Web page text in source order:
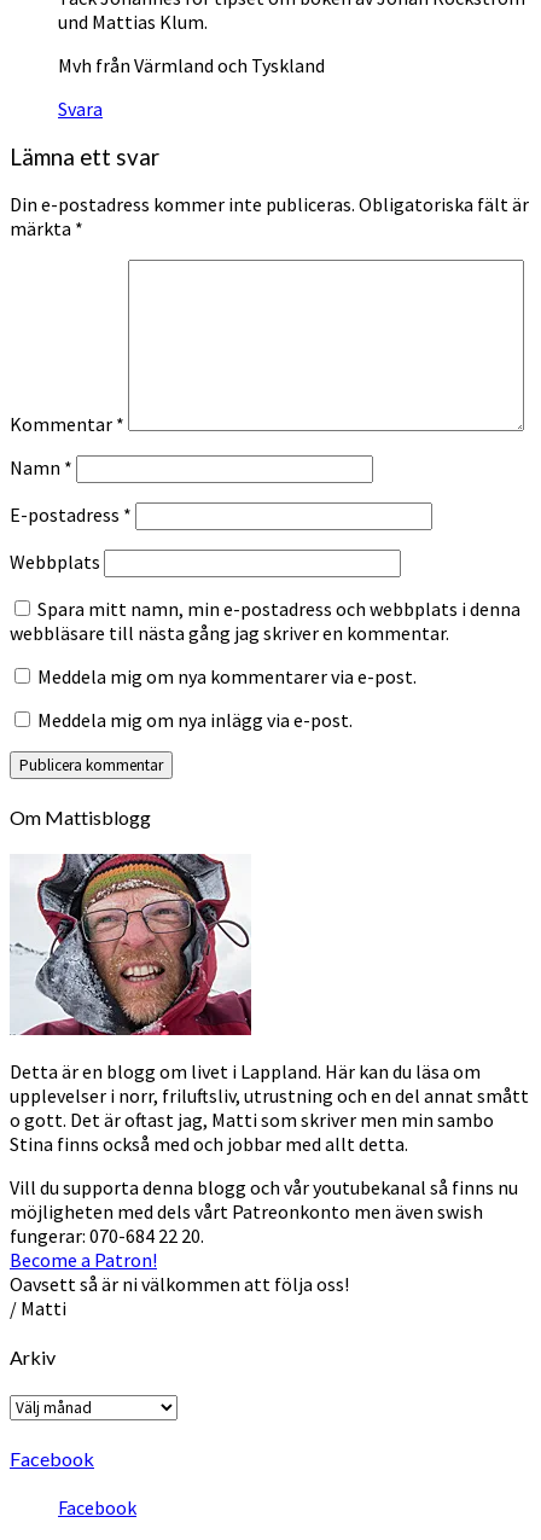
und Mattias Klum.
Mvh från Värmland och Tyskland
Svara
Lämna ett svar
Din e-postadress kommer inte publiceras. Obligatoriska fält är
märkta *
Kommentar *
Namn *
E-postadress *
Webbplats
Spara mitt namn, min e-postadress och webbplats i denna
webbläsare till nästa gång jag skriver en kommentar.
Meddela mig om nya kommentarer via e-post.
Meddela mig om nya inlägg via e-post.
Om Mattisblogg
Detta är en blogg om livet i Lappland. Här kan du läsa om
upplevelser i norr, friluftsliv, utrustning och en del annat smått
o gott. Det är oftast jag, Matti som skriver men min sambo
Stina finns också med och jobbar med allt detta.
Vill du supporta denna blogg och vår youtubekanal så finns nu
möjligheten med dels vårt Patreonkonto men även swish
fungerar: 070-684 22 20.
Become a Patron!
Oavsett så är ni välkommen att följa oss!
/ Matti
Arkiv
Arkiv
Facebook
Facebook